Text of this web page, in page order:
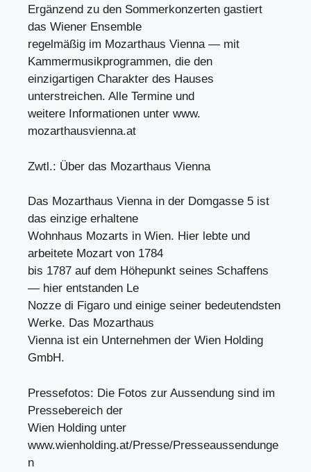
Ergänzend zu den Sommerkonzerten gastiert
das Wiener Ensemble
regelmäßig im Mozarthaus Vienna — mit
Kammermusikprogrammen, die den
einzigartigen Charakter des Hauses
unterstreichen. Alle Termine und
weitere Informationen unter www.
mozarthausvienna.at
Zwtl.: Über das Mozarthaus Vienna
Das Mozarthaus Vienna in der Domgasse 5 ist
das einzige erhaltene
Wohnhaus Mozarts in Wien. Hier lebte und
arbeitete Mozart von 1784
bis 1787 auf dem Höhepunkt seines Schaffens
— hier entstanden Le
Nozze di Figaro und einige seiner bedeutendsten
Werke. Das Mozarthaus
Vienna ist ein Unternehmen der Wien Holding
GmbH.
Pressefotos: Die Fotos zur Aussendung sind im
Pressebereich der
Wien Holding unter
www.wienholding.at/Presse/Presseaussendunge
n